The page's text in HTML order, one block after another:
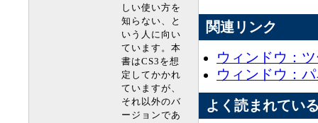
関連リンク
ウィンドウ：
ウィンドウ：
よく読まれてい
しい使い方を
知らない、と
いう人に向い
ています。本
書はCS3を想
定してかかれ
ていますが、
それ以外のバ
ージョンであ